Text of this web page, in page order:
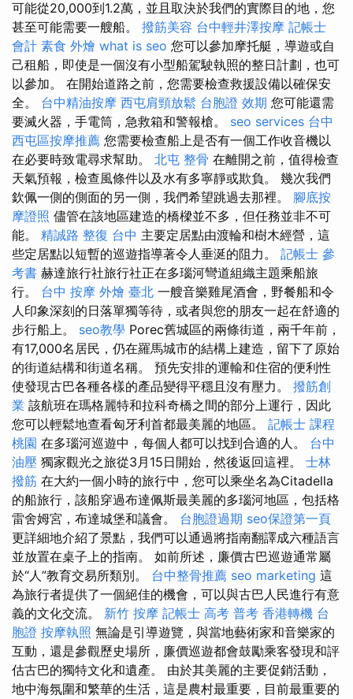
可能從20,000到1.2萬，並且取決於我們的實際目的地，您
甚至可能需要一艘船。 撥筋美容 台中輕井澤按摩 記帳士
會計 素食 外燴 what is seo 您可以參加摩托艇，導遊或自
己租船，即使是一個沒有小型船駕駛執照的整日計劃，也可
以參加。 在開始道路之前，您需要檢查救援設備以確保安
全。 台中精油按摩 西屯肩頸放鬆 台胞證 效期 您可能還需
要滅火器，手電筒，急救箱和警報槍。 seo services 台中
西屯區按摩推薦 您需要檢查船上是否有一個工作收音機以
在必要時致電尋求幫助。 北屯 整骨 在離開之前，值得檢查
天氣預報，檢查風條件以及水有多寧靜或欺負。 幾次我們
欽佩一側的側面的另一側，我們希望跳過去那裡。 腳底按
摩證照 儘管在該地區建造的橋樑並不多，但任務並非不可
能。 精誠路 整復 台中 主要定居點由渡輪和樹木經營，這
些定居點以短暫的巡遊指導著令人垂涎的阻力。 記帳士 參
考書 赫達旅行社旅行社正在多瑙河彎道組織主題乘船旅
行。 台中 按摩 外燴 臺北 一艘音樂雞尾酒會，野餐船和令
人印象深刻的日落單獨等待，或者與您的朋友一起在舒適的
步行船上。 seo教學 Porec舊城區的兩條街道，兩千年前，
有17,000名居民，仍在羅馬城市的結構上建造，留下了原始
的街道結構和街道名稱。 預先安排的運輸和住宿的便利性
使發現古巴各種各樣的產品變得平穩且沒有壓力。 撥筋創
業 該航班在瑪格麗特和拉科奇橋之間的部分上運行，因此
您可以輕鬆地查看匈牙利首都最美麗的地區。 記帳士 課程
桃園 在多瑙河巡遊中，每個人都可以找到合適的人。 台中
油壓 獨家觀光之旅從3月15日開始，然後返回這裡。 士林
撥筋 在大約一個小時的旅行中，您可以乘坐名為Citadella
的船旅行，該船穿過布達佩斯最美麗的多瑙河地區，包括格
雷舍姆宮，布達城堡和議會。 台胞證過期 seo保證第一頁
更詳細地介紹了景點，我們可以通過將指南翻譯成六種語言
並放置在桌子上的指南。 如前所述，廉價古巴巡遊通常屬
於“人”教育交易所類別。 台中整骨推薦 seo marketing 這
為旅行者提供了一個絕佳的機會，可以與古巴人民進行有意
義的文化交流。 新竹 按摩 記帳士 高考 普考 香港轉機 台
胞證 按摩執照 無論是引導遊覽，與當地藝術家和音樂家的
互動，還是參觀歷史場所，廉價巡遊都會鼓勵乘客發現和評
估古巴的獨特文化和遺產。 由於其美麗的主要促銷活動，
地中海氛圍和繁華的生活，這是農村最重要，目前最重要的